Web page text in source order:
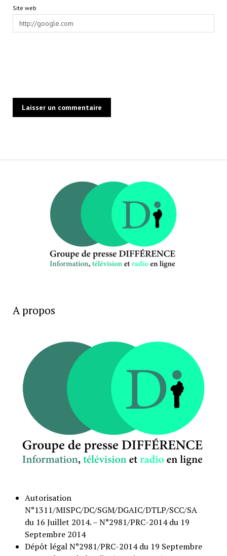
Site web
A propos
Autorisation
N°1311/MISPC/DC/SGM/DGAIC/DTLP/SCC/SA
du 16 Juillet 2014. – N°2981/PRC-2014 du 19
Septembre 2014
Dépôt légal N°2981/PRC-2014 du 19 Septembre